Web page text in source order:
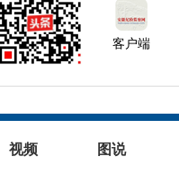
客户端
视频 图说